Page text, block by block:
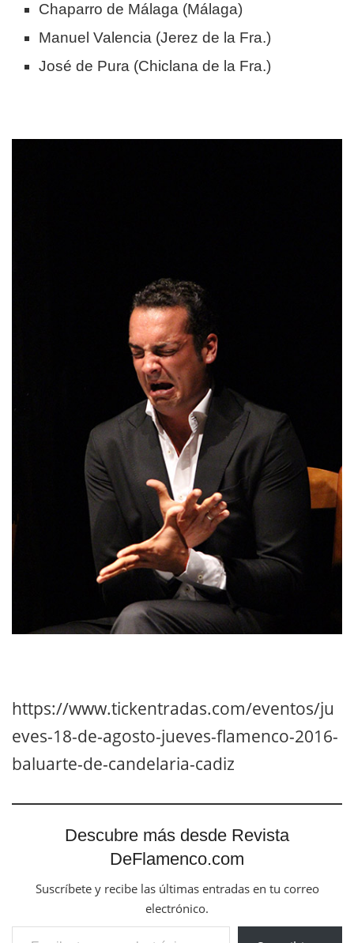
Chaparro de Málaga (Málaga)
Manuel Valencia (Jerez de la Fra.)
José de Pura (Chiclana de la Fra.)
https://www.tickentradas.com/eventos/ju
eves-18-de-agosto-jueves-flamenco-2016-
baluarte-de-candelaria-cadiz
Descubre más desde Revista
DeFlamenco.com
Suscríbete y recibe las últimas entradas en tu correo
electrónico.
Escribe tu correo electrónico…